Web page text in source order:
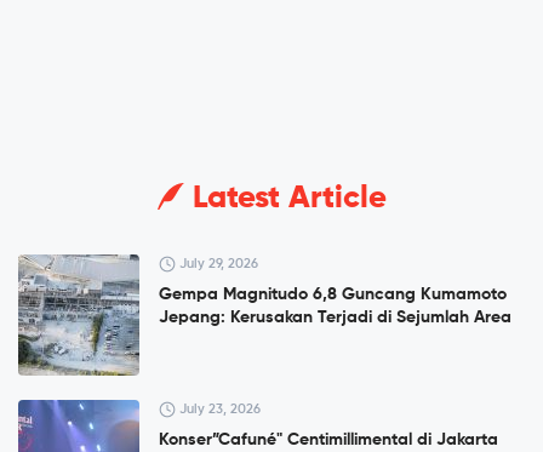
Latest Article
July 29, 2026
Gempa Magnitudo 6,8 Guncang Kumamoto
Jepang: Kerusakan Terjadi di Sejumlah Area
July 23, 2026
Konser”Cafuné" Centimillimental di Jakarta